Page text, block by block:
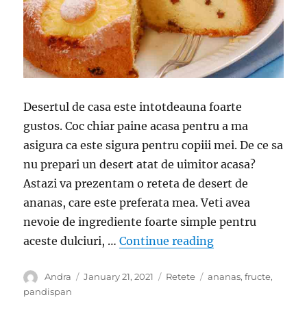
Desertul de casa este intotdeauna foarte
gustos. Coc chiar paine acasa pentru a ma
asigura ca este sigura pentru copiii mei. De ce sa
nu prepari un desert atat de uimitor acasa?
Astazi va prezentam o reteta de desert de
ananas, care este preferata mea. Veti avea
nevoie de ingrediente foarte simple pentru
aceste dulciuri, …Continue reading“Desert cu
Author
Andra
Posted
January 21, 2021 Categories
Retete Tags
ananas,fructe,
pandispan